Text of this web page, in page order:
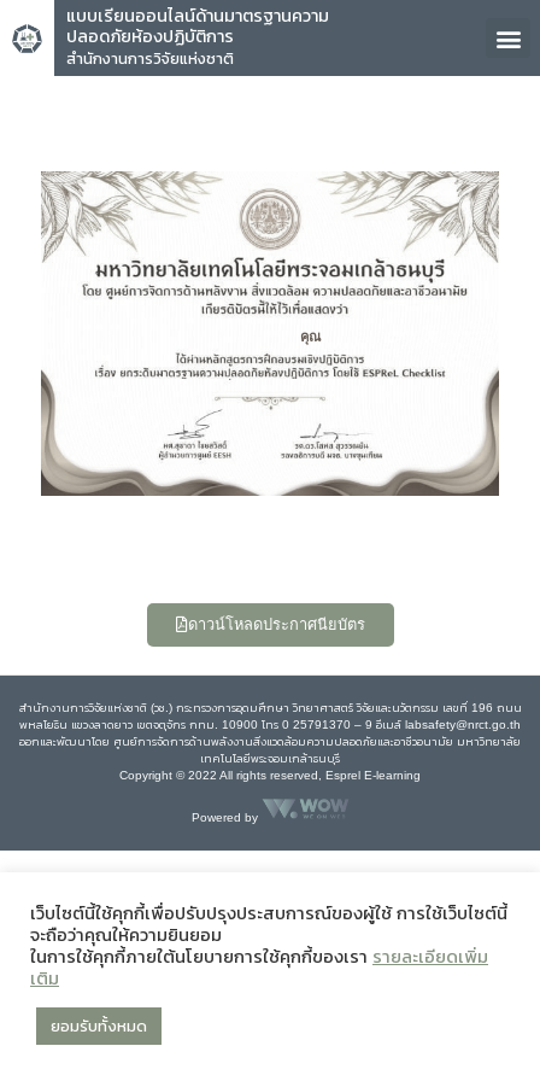
แบบเรียนออนไลน์ด้านมาตรฐานความ
ปลอดภัยห้องปฏิบัติการ
สำนักงานการวิจัยแห่งชาติ
คุณ
ดาวน์โหลดประกาศนียบัตร
สำนักงานการวิจัยแห่งชาติ (วช.) กระทรวงการอุดมศึกษา วิทยาศาสตร์ วิจัยและนวัตกรรม เลขที่ 196 ถนน
พหลโยธิน แขวงลาดยาว เขตจตุจักร กทม. 10900 โทร 0 25791370 – 9 อีเมล์ labsafety@nrct.go.th
ออกและพัฒนาโดย ศูนย์การจัดการด้านพลังงานสิ่งแวดล้อมความปลอดภัยและอาชีวอนามัย มหาวิทยาลัย
เทคโนโลยีพระจอมเกล้าธนบุรี
Copyright © 2022 All rights reserved, Esprel E-learning
Powered by
เว็บไซต์นี้ใช้คุกกี้เพื่อปรับปรุงประสบการณ์ของผู้ใช้ การใช้เว็บไซต์นี้
จะถือว่าคุณให้ความยินยอม
ในการใช้คุกกี้ภายใต้นโยบายการใช้คุกกี้ของเรา รายละเอียดเพิ่ม
เติม
ยอมรับทั้งหมด